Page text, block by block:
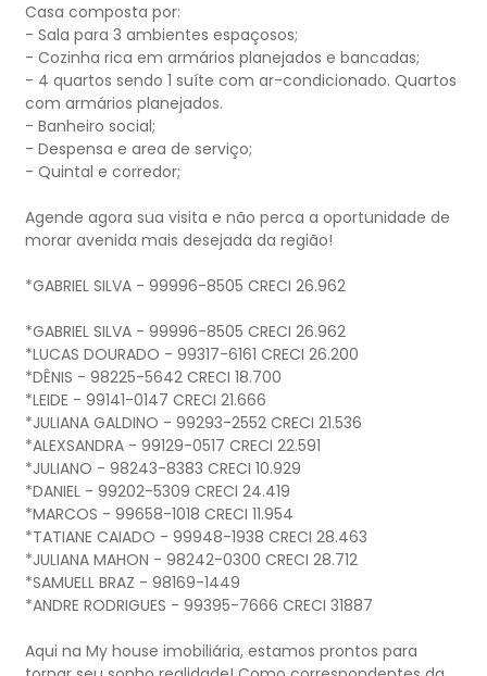
Casa composta por:
- Sala para 3 ambientes espaçosos;
- Cozinha rica em armários planejados e bancadas;
- 4 quartos sendo 1 suíte com ar-condicionado. Quartos
com armários planejados.
- Banheiro social;
- Despensa e area de serviço;
- Quintal e corredor;
Agende agora sua visita e não perca a oportunidade de
morar avenida mais desejada da região!
*GABRIEL SILVA - 99996-8505 CRECI 26.962
*GABRIEL SILVA - 99996-8505 CRECI 26.962
*LUCAS DOURADO - 99317-6161 CRECI 26.200
*DÊNIS - 98225-5642 CRECI 18.700
*LEIDE - 99141-0147 CRECI 21.666
*JULIANA GALDINO - 99293-2552 CRECI 21.536
*ALEXSANDRA - 99129-0517 CRECI 22.591
*JULIANO - 98243-8383 CRECI 10.929
*DANIEL - 99202-5309 CRECI 24.419
*MARCOS - 99658-1018 CRECI 11.954
*TATIANE CAIADO - 99948-1938 CRECI 28.463
*JULIANA MAHON - 98242-0300 CRECI 28.712
*SAMUELL BRAZ - 98169-1449
*ANDRE RODRIGUES - 99395-7666 CRECI 31887
Aqui na My house imobiliária, estamos prontos para